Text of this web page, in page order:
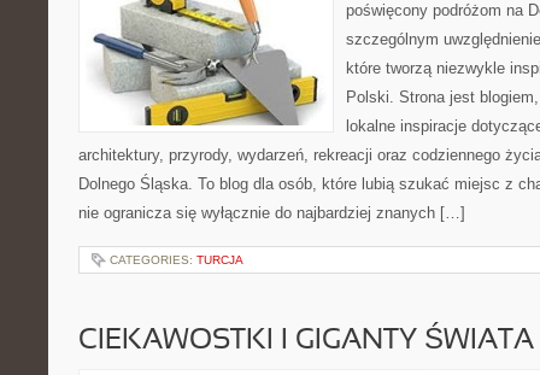
poświęcony podróżom na
szczególnym
które tworzą niezwykle
Polski. Strona jest
lokalne inspiracje
architektury, przyrody, wydarzeń, rekreacji oraz codziennego
Dolnego Śląska. To blog dla osób, które lubią szukać miejsc z
nie ogranicza się wyłącznie do najbardziej znanych […]
CATEGORIES: TURCJA
CIEKAWOSTKI I GIGANTY ŚWIATA